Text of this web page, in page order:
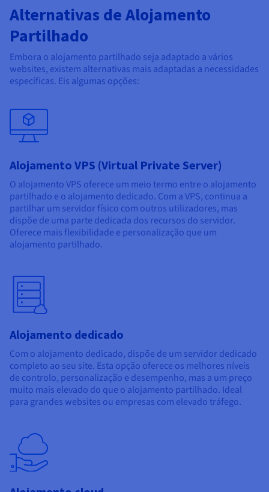
Alternativas de Alojamento
Partilhado
Embora o alojamento partilhado seja adaptado a vários
websites, existem alternativas mais adaptadas a necessidades
específicas. Eis algumas opções:
Alojamento VPS (Virtual Private Server)
O alojamento VPS oferece um meio termo entre o alojamento
partilhado e o alojamento dedicado. Com a VPS, continua a
partilhar um servidor físico com outros utilizadores, mas
dispõe de uma parte dedicada dos recursos do servidor.
Oferece mais flexibilidade e personalização que um
alojamento partilhado.
Alojamento dedicado
Com o alojamento dedicado, dispõe de um servidor dedicado
completo ao seu site. Esta opção oferece os melhores níveis
de controlo, personalização e desempenho, mas a um preço
muito mais elevado do que o alojamento partilhado. Ideal
para grandes websites ou empresas com elevado tráfego.